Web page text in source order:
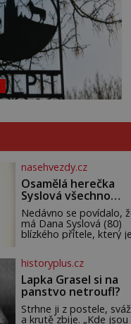
nasehvezdy.cz
Osamělá herečka
Syslová všechno
vzdala?
Nedávno se povídalo,
má Dana Syslová (80)
blízkého přítele, který
posledních dnech čím dál
častěji mluví o svém
odchodu. Dohnala ji snad
samota? Půs
historyplus.cz
Lapka Grasel si na
panstvo netroufl?
Strhne ji z postele,
a krutě zbije. „Kde jsou